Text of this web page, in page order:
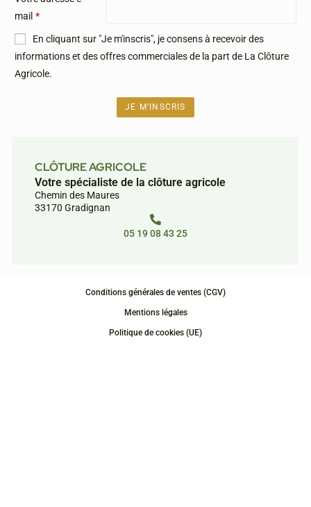
mail *
En cliquant sur "Je m'inscris", je consens à recevoir des
informations et des offres commerciales de la part de La Clôture
Agricole.
CLÔTURE AGRICOLE
Votre spécialiste de la clôture agricole
Chemin des Maures
33170 Gradignan
05 19 08 43 25
Conditions générales de ventes (CGV)
Mentions légales
Politique de cookies (UE)